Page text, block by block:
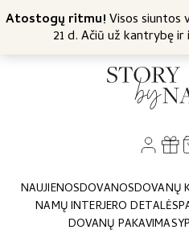
Atostogų ritmu!Visos siuntos
21 d. Ačiū už kantrybę
Nemokamas siuntimas
NAUJIENOSDOVANOSDOVANŲ
NAMŲ INTERJERO DETALĖS
DOVANŲ PAKAVIMAS